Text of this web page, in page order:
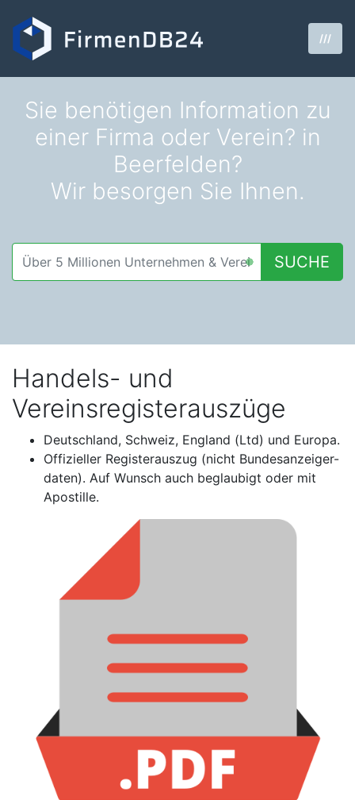
///
Sie benötigen Information zu
einer Firma oder Verein? in
Beerfelden?
Wir besorgen Sie Ihnen.
SUCHE
Handels- und
Vereinsregisterauszüge
Deutschland, Schweiz, England (Ltd) und Europa.
Offizieller Registerauszug (nicht Bundesanzeiger-
daten). Auf Wunsch auch beglaubigt oder mit
Apostille.